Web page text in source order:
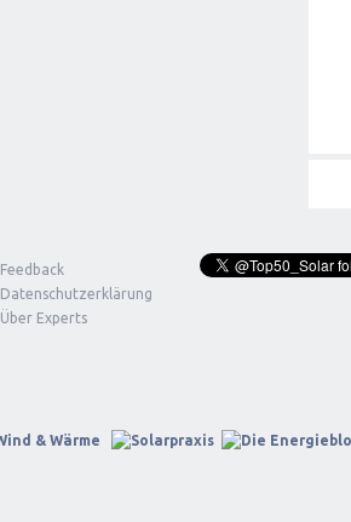
Feedback
Datenschutzerklärung
Über Experts